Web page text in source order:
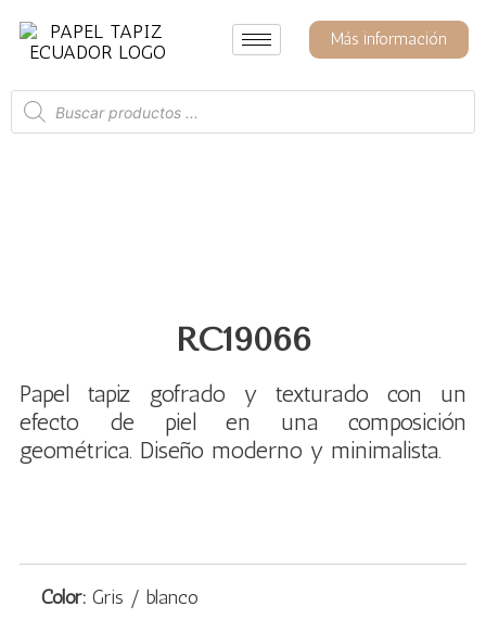
contenido
Más información
Búsqueda
de
productos
RC19066
Papel tapiz gofrado y texturado con un
efecto de piel en una composición
geométrica. Diseño moderno y minimalista.
Color: Gris / blanco